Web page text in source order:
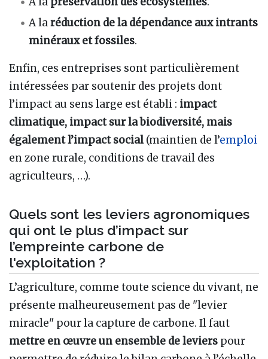
A laréduction de la dépendance aux intrants
minéraux et fossiles.
Enfin, ces entreprises sont particulièrement
intéressées par soutenir des projets dont
l’impact au sens large est établi : impact
climatique, impact sur la biodiversité, mais
également l’impact social(maintien de l’emploi
en zone rurale, conditions de travail des
agriculteurs, …).
Quels sont les leviers agronomiques
qui ont le plus d’impact sur
l’empreinte carbone de
l'exploitation ?
L’agriculture, comme toute science du vivant, ne
présente malheureusement pas de "levier
miracle" pour la capture de carbone. Il faut
mettre en œuvre un ensemble de leviers pour